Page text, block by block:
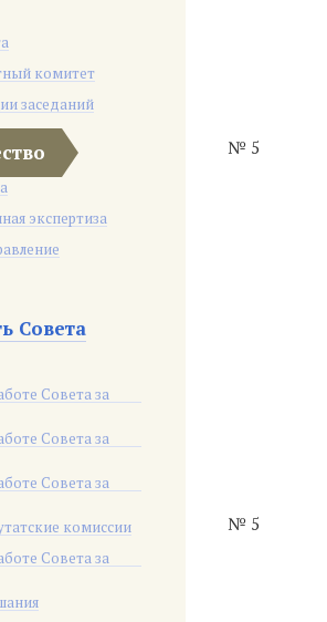
комитет
заседаний
экспертиза
Совета
Совета за
Совета за
Совета за
комиссии
Совета за
№ 5
№ 5